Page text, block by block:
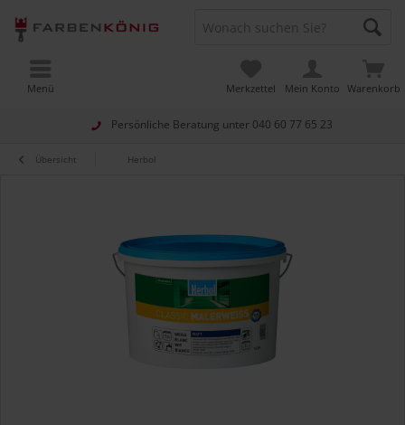
Persönliche Beratung unter 040 60 77 65 23
Warenkorb
Merkzettel Mein Konto
Menü
Übersicht Herbol